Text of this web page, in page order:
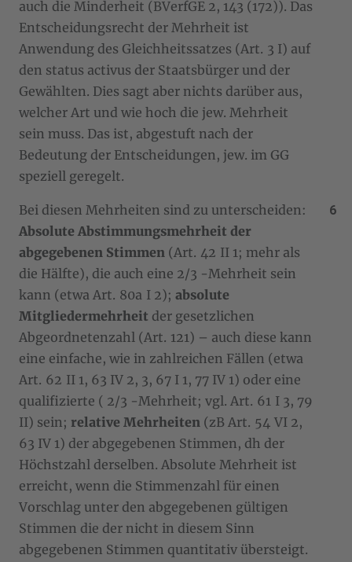
auch die Minderheit (BVerfGE 2, 143 (172)). Das
Entscheidungsrecht der Mehrheit ist
Anwendung des Gleichheitssatzes (Art. 3 I) auf
den status activus der Staatsbürger und der
Gewählten. Dies sagt aber nichts darüber aus,
welcher Art und wie hoch die jew. Mehrheit
sein muss. Das ist, abgestuft nach der
Bedeutung der Entscheidungen, jew. im GG
speziell geregelt.
Bei diesen Mehrheiten sind zu unterscheiden:
Absolute Abstimmungsmehrheit der
abgegebenen Stimmen (Art. 42 II 1; mehr als
die Hälfte), die auch eine 2/3 -Mehrheit sein
kann (etwa Art. 80a I 2); absolute
Mitgliedermehrheit der gesetzlichen
Abgeordnetenzahl (Art. 121) – auch diese kann
eine einfache, wie in zahlreichen Fällen (etwa
Art. 62 II 1, 63 IV 2, 3, 67 I 1, 77 IV 1) oder eine
qualifizierte ( 2/3 -Mehrheit; vgl. Art. 61 I 3, 79
II) sein; relative Mehrheiten (zB Art. 54 VI 2,
63 IV 1) der abgegebenen Stimmen, dh der
Höchstzahl derselben. Absolute Mehrheit ist
erreicht, wenn die Stimmenzahl für einen
Vorschlag unter den abgegebenen gültigen
Stimmen die der nicht in diesem Sinn
abgegebenen Stimmen quantitativ übersteigt.